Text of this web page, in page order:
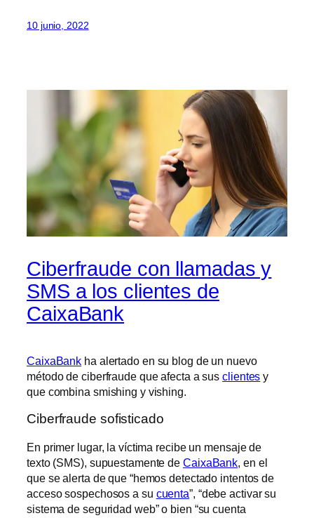
10 junio, 2022
Ciberfraude con llamadas y
SMS a los clientes de
CaixaBank
CaixaBank ha alertado en su blog de un nuevo
método de ciberfraude que afecta a susclientes y
que combina smishing y vishing.
Ciberfraude sofisticado
En primer lugar, la víctima recibe un mensaje de
texto (SMS), supuestamente de CaixaBank, en el
que se alerta de que “hemos detectado intentos de
acceso sospechosos a su cuenta”, “debe activar su
sistema de seguridad web” o bien “su cuenta